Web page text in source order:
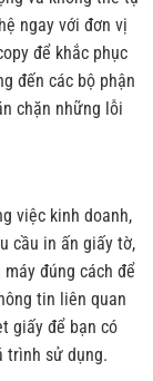
ngay với đơn vị
để khắc phục
đến các bộ phận
chặn những lỗi
việc kinh doanh,
cầu in ấn giấy tờ,
đúng cách để
tin liên quan
giấy để bạn có
trình sử dụng.